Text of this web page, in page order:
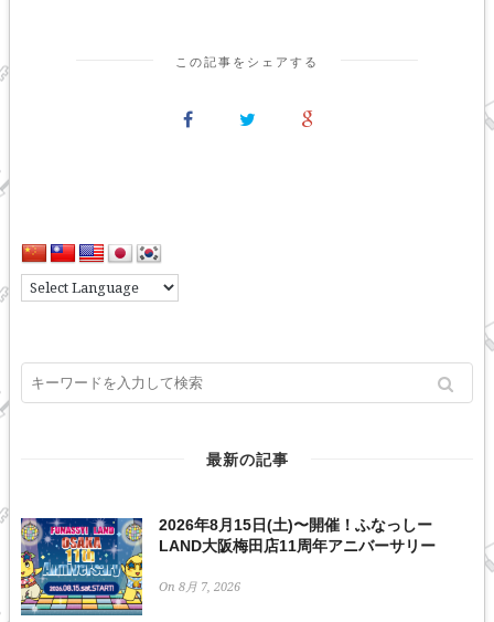
この記事をシェアする
最新の記事
2026年8月15日(土)〜開催！ふなっしー
LAND大阪梅田店11周年アニバーサリー
On 8月 7, 2026